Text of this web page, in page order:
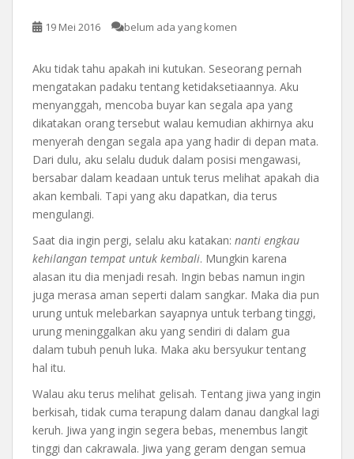
19 Mei 2016 belum ada yang komen
Aku tidak tahu apakah ini kutukan. Seseorang pernah
mengatakan padaku tentang ketidaksetiaannya. Aku
menyanggah, mencoba buyar kan segala apa yang
dikatakan orang tersebut walau kemudian akhirnya aku
menyerah dengan segala apa yang hadir di depan mata.
Dari dulu, aku selalu duduk dalam posisi mengawasi,
bersabar dalam keadaan untuk terus melihat apakah dia
akan kembali. Tapi yang aku dapatkan, dia terus
mengulangi.
Saat dia ingin pergi, selalu aku katakan: nanti engkau
kehilangan tempat untuk kembali. Mungkin karena
alasan itu dia menjadi resah. Ingin bebas namun ingin
juga merasa aman seperti dalam sangkar. Maka dia pun
urung untuk melebarkan sayapnya untuk terbang tinggi,
urung meninggalkan aku yang sendiri di dalam gua
dalam tubuh penuh luka. Maka aku bersyukur tentang
hal itu.
Walau aku terus melihat gelisah. Tentang jiwa yang ingin
berkisah, tidak cuma terapung dalam danau dangkal lagi
keruh. Jiwa yang ingin segera bebas, menembus langit
tinggi dan cakrawala. Jiwa yang geram dengan semua